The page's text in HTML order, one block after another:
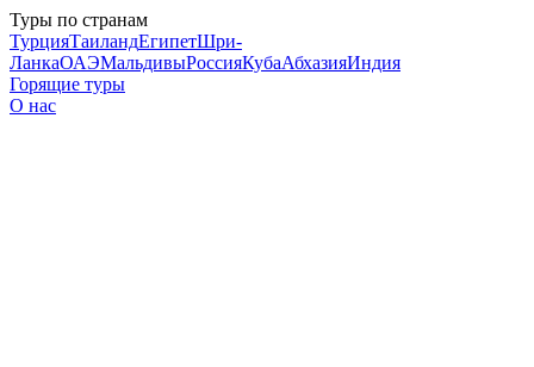
Туры по странам
ТурцияТаиландЕгипетШри-
ЛанкаОАЭМальдивыРоссияКубаАбхазияИндия
Горящие туры
О нас